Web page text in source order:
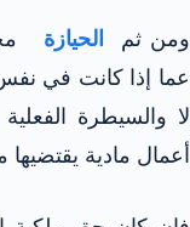
ومن ثم الحيازة
عما إذا كانت في
لا والسيطرة
أعمال مادية